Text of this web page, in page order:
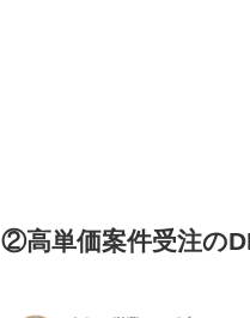
②高単価案件受注の